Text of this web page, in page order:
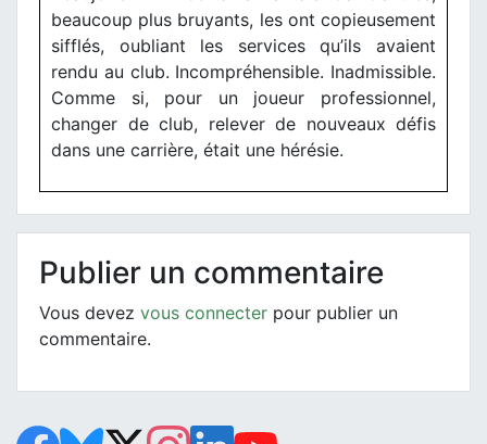
beaucoup plus bruyants, les ont copieusement
sifflés, oubliant les services qu’ils avaient
rendu au club. Incompréhensible. Inadmissible.
Comme si, pour un joueur professionnel,
changer de club, relever de nouveaux défis
dans une carrière, était une hérésie.
Publier un commentaire
Vous devez vous connecter pour publier un
commentaire.